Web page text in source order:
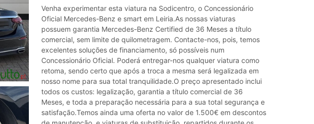
Venha experimentar esta viatura na Sodicentro, o Concessionário
Oficial Mercedes-Benz e smart em Leiria.As nossas viaturas
possuem garantia Mercedes-Benz Certified de 36 Meses a título
comercial, sem limite de quilometragem. Contacte-nos, pois, temos
excelentes soluções de financiamento, só possíveis num
Concessionário Oficial. Poderá entregar-nos qualquer viatura como
retoma, sendo certo que após a troca a mesma será legalizada em
nosso nome para sua total tranquilidade.O preço apresentado inclui
todos os custos: legalização, garantia a título comercial de 36
Meses, e toda a preparação necessária para a sua total segurança e
satisfação.Temos ainda uma oferta no valor de 1.500€ em descontos